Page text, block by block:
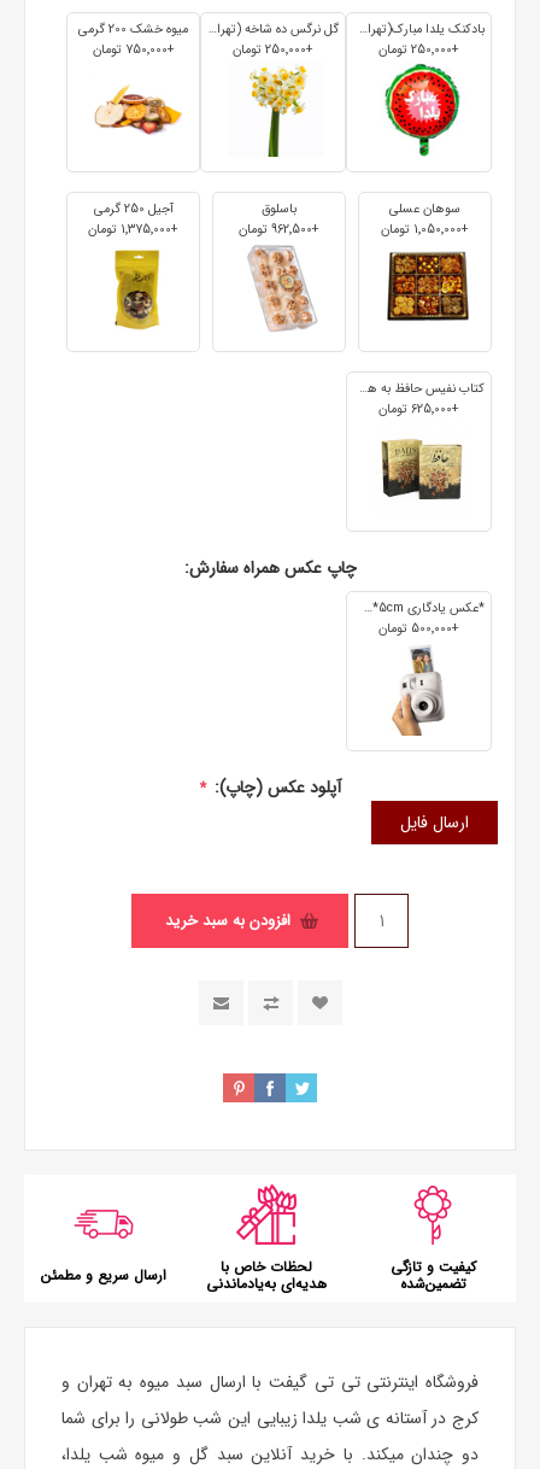
بادکنک یلدا مبارک(تهران و کرج)
+250٬000 تومان
گل نرگس ده شاخه (تهران و کرج)
+250٬000 تومان
میوه خشک 200 گرمی
+750٬000 تومان
سوهان عسلی
+1٬050٬000 تومان
باسلوق
+962٬500 تومان
آجیل 250 گرمی
+1٬375٬000 تومان
کتاب نفیس حافظ به همراه فال
+625٬000 تومان
چاپ عکس همراه سفارش:
*عکس یادگاری 7cm*5cm
+500٬000 تومان
آپلود عکس (چاپ): *
ارسال فایل
افزودن به سبد خرید
کیفیت و تازگی
تضمین‌شده
لحظات خاص با
هدیه‌ای به‌یادماندنی ارسال سریع و مطمئن
فروشگاه اینترنتی تی تی گیفت با ارسال سبد میوه به تهران و
کرج در آستانه ی شب یلدا زیبایی این شب طولانی را برای شما
دو چندان میکند. با خرید آنلاین سبد گل و میوه شب یلدا،